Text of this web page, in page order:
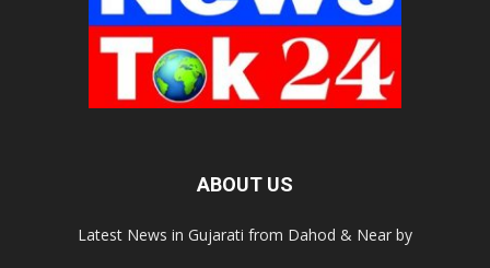
ABOUT US
Latest News in Gujarati from Dahod & Near by